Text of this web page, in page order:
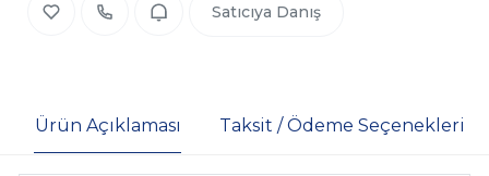
Satıcıya Danış
Ürün Açıklaması Taksit / Ödeme Seçenekleri